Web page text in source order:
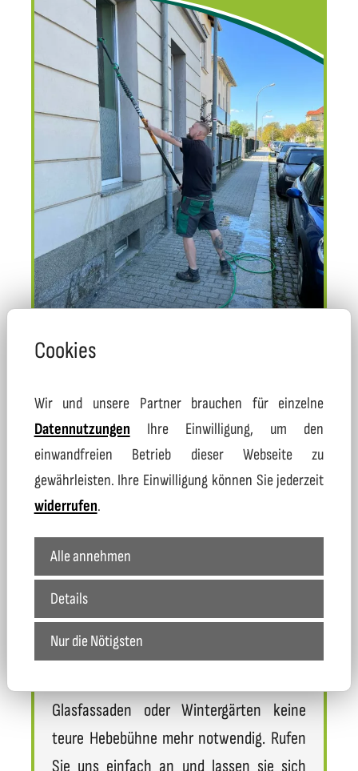
Der nächste Frühling kommt und somit
auch wieder das Putzen der Fenster nach
einem kalten und schmutzigen Winter.
Wir bieten auch das Reinigen von
Fenstern (außen) mit einem Osmosegerät
an. Das heißt, das Wasser wird im
Osmosegerät entkalkt und hinterlässt auf
den Fensterscheiben keine
"Wasserflecken" nach dem abtrocknen.
Das Osmosegerät kann bis zu einer Höhe
Glasfassaden oder Wintergärten keine
teure Hebebühne mehr notwendig. Rufen
Sie uns einfach an und lassen sie sich
Cookies
Wir und unsere Partner brauchen für einzelne
Datennutzungen Ihre Einwilligung, um den
einwandfreien Betrieb dieser Webseite zu
gewährleisten. Ihre Einwilligung können Sie jederzeit
widerrufen.
Alle annehmen
Details
Nur die Nötigsten